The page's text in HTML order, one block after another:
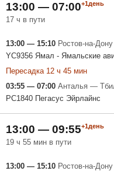
13:00 — 07:00+1день
17 ч в пути
13:00 — 15:10 Ростов-на-
YC9356 Ямал - Ямальские
Пересадка 12 ч 45 мин
03:55 — 07:00 Анталья —
PC1840 Пегасус Эйрлайнс
13:00 — 09:55+1день
19 ч 55 мин в пути
13:00 — 15:10 Ростов-на-